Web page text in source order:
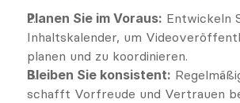
Planen Sie im Voraus: Entwickeln
Inhaltskalender, um
planen und zu koordinieren.
Bleiben Sie konsistent:
schafft Vorfreude und Vertrauen